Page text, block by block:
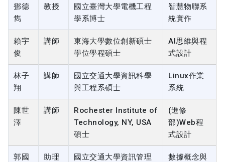
鄧德
雋
教授
國立臺灣大學電機工程
學系博士
智慧物聯系
統實作
賴宇
俊
講師
東海大學數位創新碩士
學位學程碩士
AI思維與程
式設計
林子
翔
講師
國立交通大學資訊科學
與工程系碩士
Linux作業
系統
陳世
澤
講師
Rochester Institute of
Technology, NY, USA
碩士
(進修
部)Web程
式設計
郭國
助理
國立交通大學資訊管理
數據概念與